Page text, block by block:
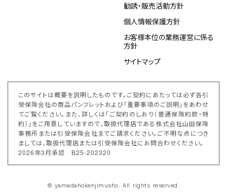
勧誘・販売活動方針
個人情報保護方針
お客様本位の業務運営に係る
方針
サイトマップ
このサイトは概要を説明したものです。ご契約にあたっては必ず各引
受保険会社の商品パンフレットおよび「重要事項のご説明」をあわせ
てご覧ください。また、詳しくは「ご契約のしおり（普通保険約款・特
約）」をご用意していますので、取扱代理店である株式会社山田保険
事務所または引受保険会社までご請求ください。ご不明な点につき
ましては、取扱代理店または引受保険会社にお問合わせください。
2026年3月承認 B25-202320
© yamadahokenjimusho. All rights reserved.